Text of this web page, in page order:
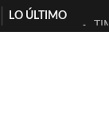
LO ÚLTIMO